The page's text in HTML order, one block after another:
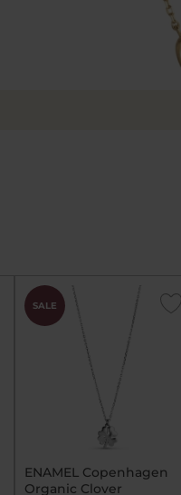
SALE
ENAMEL Copenhagen
Organic Clover